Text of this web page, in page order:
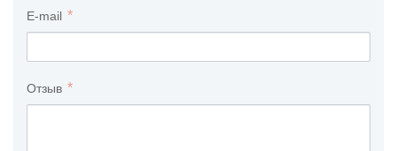
E-mail
Отзыв